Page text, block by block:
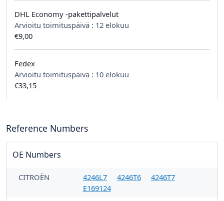
DHL Economy -pakettipalvelut
Arvioitu toimituspäivä : 12 elokuu
€9,00
Fedex
Arvioitu toimituspäivä : 10 elokuu
€33,15
Reference Numbers
OE Numbers
CITROËN 4246L7 4246T6
4246T7
E169124